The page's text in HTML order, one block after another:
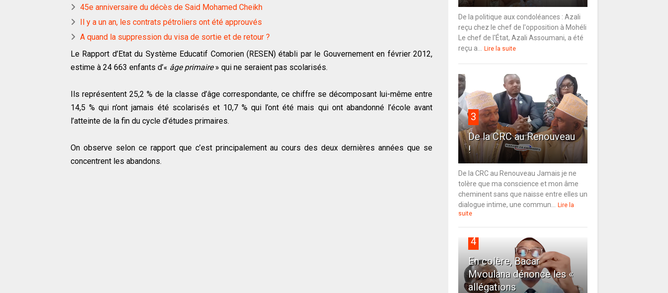
45e anniversaire du décès de Said Mohamed Cheikh
Il y a un an, les contrats pétroliers ont été approuvés
A quand la suppression du visa de sortie et de retour ?
Le Rapport d’Etat du Système Educatif Comorien (RESEN) établi par le Gouvernement en février 2012,
estime à 24 663 enfants d’« âge primaire» qui ne seraient pas scolarisés.
Ils représentent 25,2 % de la classe d’âge correspondante, ce chiffre se décomposant lui-même entre
14,5 % qui n’ont jamais été scolarisés et 10,7 % qui l’ont été mais qui ont abandonné l’école avant
l’atteinte de la fin du cycle d’études primaires.
On observe selon ce rapport que c’est principalement au cours des deux dernières années que se
concentrent les abandons.
De la politique aux condoléances : Azali
reçu chez le chef de l'opposition à Mohéli
Le chef de l'État, Azali Assoumani, a été
reçu a...
Lire la suite
3
De la CRC au Renouveau
!
De la CRC au Renouveau Jamais je ne
tolère que ma conscience et mon âme
cheminent sans que naisse entre elles un
dialogue intime, une commun...
Lire la
suite
4
En colère, Bacar
Mvoulana dénonce les «
allégations